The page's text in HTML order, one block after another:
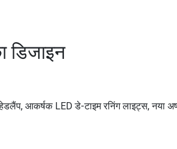
डिजाइन
आकर्षक LED डे-टाइम रनिंग लाइट्स, नया